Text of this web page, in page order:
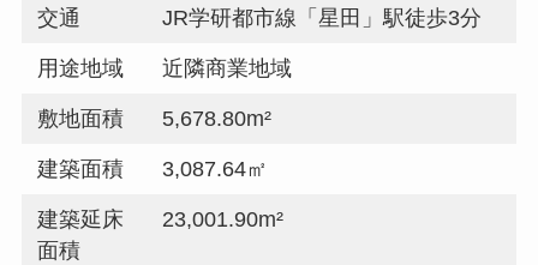
交通 JR学研都市線「星田」駅徒歩3分
用途地域 近隣商業地域
敷地面積 5,678.80m²
建築面積 3,087.64㎡
建築延床
面積
23,001.90m²